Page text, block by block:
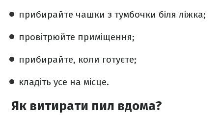
прибирайте чашки з тумбочки біля ліжка;
провітрюйте приміщення;
прибирайте, коли готуєте;
кладіть усе на місце.
Як витирати пил вдома?